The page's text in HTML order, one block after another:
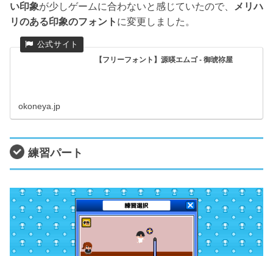
い印象が少しゲームに合わないと感じていたので、
メリハ
リのある印象のフォント に変更しました。
【フリーフォント】源暎エムゴ - 御琥祢屋
okoneya.jp
練習パート